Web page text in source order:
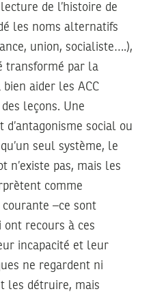
de l’histoire de
les noms alternatifs
union, socialiste….),
transformé par la
aider les ACC
leçons. Une
d’antagonisme social ou
seul système, le
n’existe pas, mais les
comme
–ce sont
recours à ces
incapacité et leur
ne regardent ni
les détruire, mais